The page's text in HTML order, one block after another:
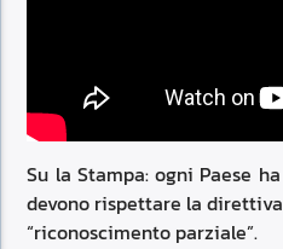
Su la Stampa: ogni Paese
devono rispettare la direttiva
“riconoscimento parziale”.